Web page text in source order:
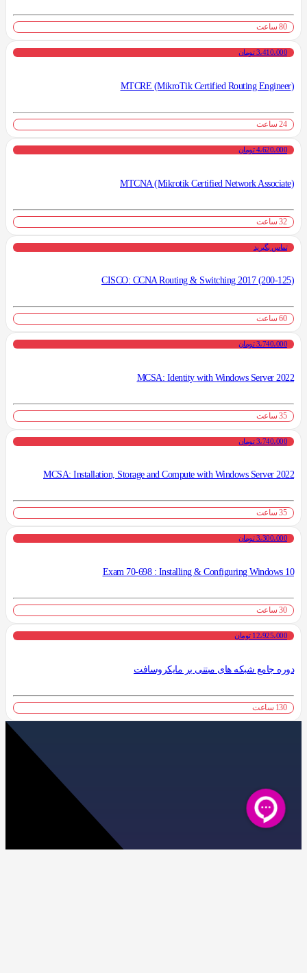
80 ساعت
3،410،000 تومان
(MTCRE (MikroTik Certified Routing Engineer
24 ساعت
4،620،000 تومان
(MTCNA (Mikrotik Certified Network Associate
32 ساعت
تماس بگیرید
(CISCO: CCNA Routing & Switching 2017 (200-125
60 ساعت
3،740،000 تومان
MCSA: Identity with Windows Server 2022
35 ساعت
3،740،000 تومان
MCSA: Installation, Storage and Compute with Windows Server 2022
35 ساعت
3،300،000 تومان
Exam 70-698 : Installing & Configuring Windows 10
30 ساعت
12،925،000 تومان
دوره جامع شبکه های مبتنی بر مایکروسافت
130 ساعت